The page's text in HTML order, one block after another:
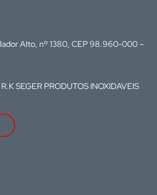
Alto, nº 1380, CEP 98.960-000 –
SEGER PRODUTOS INOXIDAVEIS